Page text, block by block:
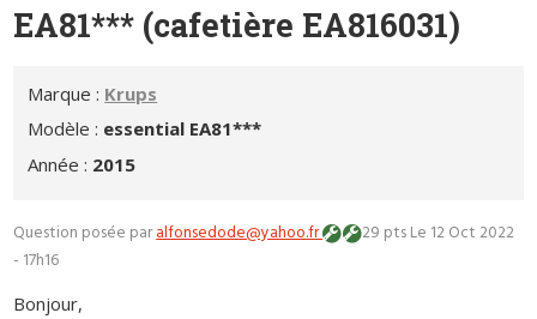
EA81*** (cafetière EA816031)
Marque : Krups
Modèle : essential EA81***
Année : 2015
Question posée paralfonsedode@yahoo.fr 29 ptsLe 12 Oct 2022
- 17h16
Bonjour,